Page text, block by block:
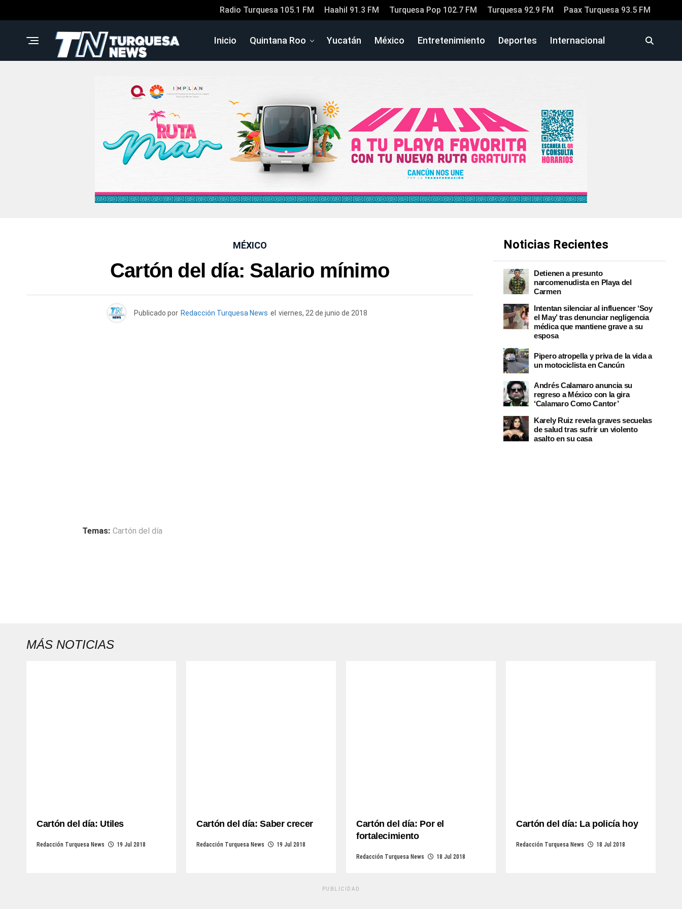
Radio Turquesa 105.1 FM Haahil 91.3 FM Turquesa Pop 102.7 FM Turquesa 92.9 FM Paax Turquesa 93.5 FM
Inicio Quintana Roo Yucatán México Entretenimiento Deportes Internacional
MÉXICO
Cartón del día: Salario mínimo
Publicado por Redacción Turquesa News el viernes, 22 de junio de 2018
Temas: Cartón del día
Noticias Recientes
Detienen a presunto
narcomenudista en Playa del
Carmen
Intentan silenciar al influencer ‘Soy
el May’ tras denunciar negligencia
médica que mantiene grave a su
esposa
Pipero atropella y priva de la vida a
un motociclista en Cancún
Andrés Calamaro anuncia su
regreso a México con la gira
‘Calamaro Como Cantor’
Karely Ruiz revela graves secuelas
de salud tras sufrir un violento
asalto en su casa
MÁS NOTICIAS
Cartón del día: Utiles
Redacción Turquesa News 19 Jul 2018
Cartón del día: Saber crecer
Redacción Turquesa News 19 Jul 2018
Cartón del día: Por el
fortalecimiento
Redacción Turquesa News 18 Jul 2018
Cartón del día: La policía hoy
Redacción Turquesa News 18 Jul 2018
PUBLICIDAD